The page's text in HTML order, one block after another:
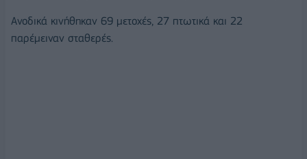
Ανοδικά κινήθηκαν 69 μετοχές, 27 πτωτικά και 22
παρέμειναν σταθερές.